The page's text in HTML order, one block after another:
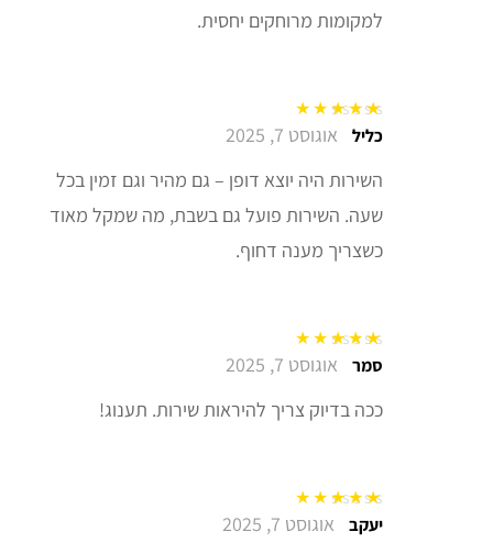
למקומות מרוחקים יחסית.
דורג5מתוך 5 כליל אוגוסט 7, 2025
השירות היה יוצא דופן – גם מהיר וגם זמין בכל
שעה. השירות פועל גם בשבת, מה שמקל מאוד
כשצריך מענה דחוף.
דורג5מתוך 5 סמר אוגוסט 7, 2025
ככה בדיוק צריך להיראות שירות. תענוג!
דורג5מתוך 5יעקב אוגוסט 7, 2025